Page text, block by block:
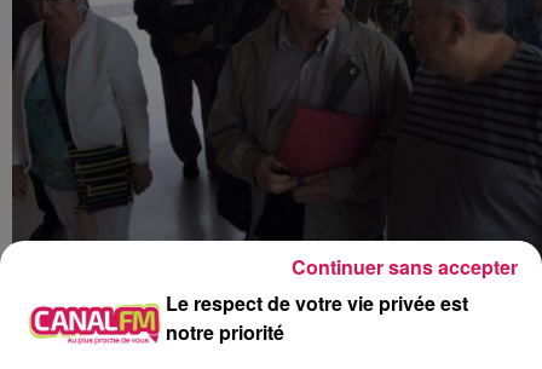
À L'ANTENNELe respect de votre vie privée est
notre priorité
Continuer sans accepter